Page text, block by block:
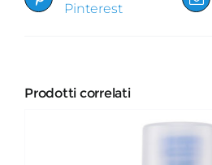
Pinterest
Prodotti correlati